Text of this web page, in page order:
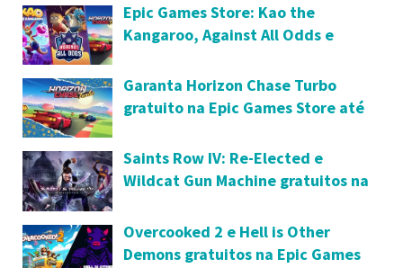
Epic Games Store: Kao the
Kangaroo, Against All Odds e
gratuitos
Garanta Horizon Chase Turbo
gratuito na Epic Games Store até
Saints Row IV: Re-Elected e
Wildcat Gun Machine gratuitos na
Overcooked 2 e Hell is Other
Demons gratuitos na Epic Games